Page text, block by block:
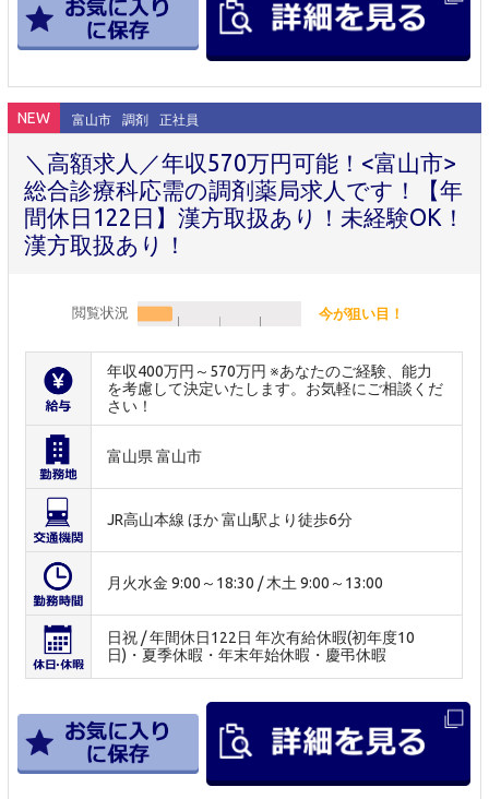
NEW 富山市 調剤 正社員
＼高額求人／年収570万円可能！<富山市>
総合診療科応需の調剤薬局求人です！【年
間休日122日】漢方取扱あり！未経験OK！
漢方取扱あり！
閲覧状況 今が狙い目！
年収400万円～570万円 ※あなたのご経験、能力
を考慮して決定いたします。お気軽にご相談くだ
さい！
富山県 富山市
JR高山本線 ほか 富山駅より徒歩6分
月火水金 9:00～18:30 / 木土 9:00～13:00
日祝 / 年間休日122日 年次有給休暇(初年度10
日)・夏季休暇・年末年始休暇・慶弔休暇